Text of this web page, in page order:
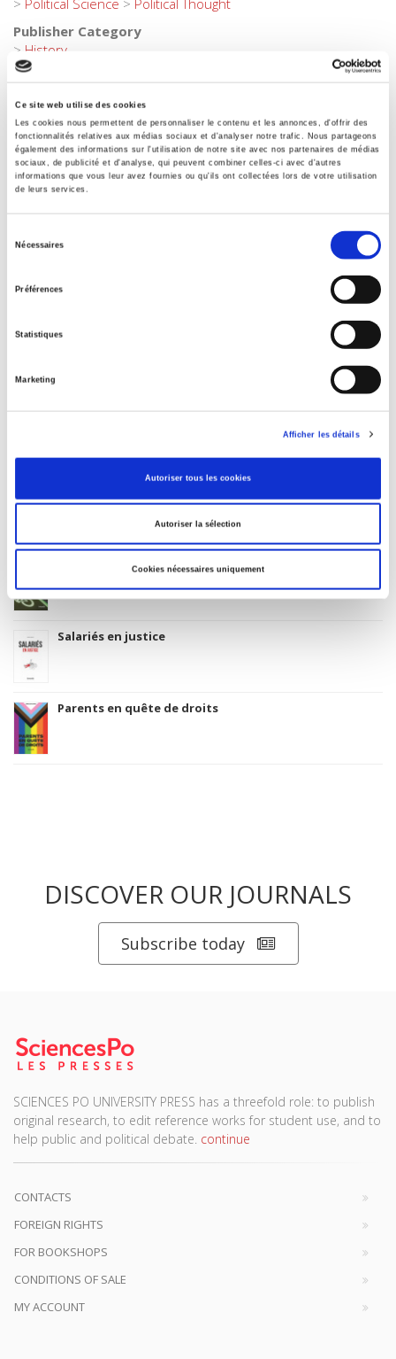
Ce site web utilise des cookies
Les cookies nous permettent de personnaliser le contenu et les annonces, d'offrir des
fonctionnalités relatives aux médias sociaux et d'analyser notre trafic. Nous partageons
également des informations sur l'utilisation de notre site avec nos partenaires de médias
sociaux, de publicité et d'analyse, qui peuvent combiner celles-ci avec d'autres
informations que vous leur avez fournies ou qu'ils ont collectées lors de votre utilisation
de leurs services.
Nécessaires
Préférences
Statistiques
Marketing
Afficher les détails
Autoriser tous les cookies
Autoriser la sélection
Cookies nécessaires uniquement
> Political Science > Political Thought
Publisher Category
> History
Publisher Category
Publisher Category
>Politics
BISAC Subject Heading
POL000000 POLITICAL SCIENCE
Onix Audience Codes
3283 SCIENCES POLITIQUES
14 January 2008
Thema subject category: Politics and government
Relatedtitles
La ville verte au pied du mur
Salariés en justice
Parents en quête de droits
DISCOVER OUR JOURNALS
Subscribe today
SCIENCES PO UNIVERSITY PRESS has a threefold role: to publish
original research, to edit reference works for student use, and to
help public and political debate. continue
CONTACTS
FOREIGN RIGHTS
FOR BOOKSHOPS
CONDITIONS OF SALE
MY ACCOUNT